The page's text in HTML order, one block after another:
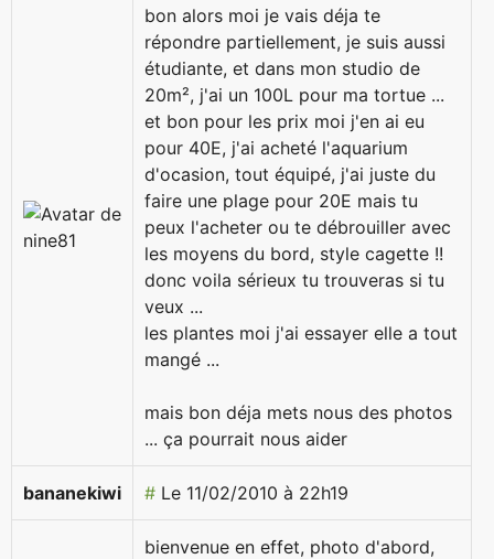
bon alors moi je vais déja te
répondre partiellement, je suis aussi
étudiante, et dans mon studio de
20m², j'ai un 100L pour ma tortue ...
et bon pour les prix moi j'en ai eu
pour 40E, j'ai acheté l'aquarium
d'ocasion, tout équipé, j'ai juste du
faire une plage pour 20E mais tu
peux l'acheter ou te débrouiller avec
les moyens du bord, style cagette !!
donc voila sérieux tu trouveras si tu
veux ...
les plantes moi j'ai essayer elle a tout
mangé ...
mais bon déja mets nous des photos
... ça pourrait nous aider
bananekiwi # Le 11/02/2010 à 22h19
bienvenue en effet, photo d'abord,